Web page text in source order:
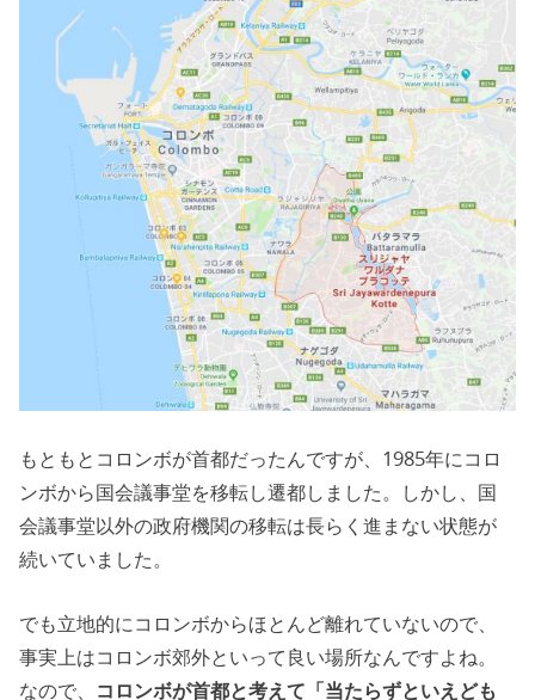
もともとコロンボが首都だったんですが、1985年にコロ
ンボから国会議事堂を移転し遷都しました。しかし、国
会議事堂以外の政府機関の移転は長らく進まない状態が
続いていました。
でも立地的にコロンボからほとんど離れていないので、
事実上はコロンボ郊外といって良い場所なんですよね。
なので、 コロンボが首都と考えて「当たらずといえども